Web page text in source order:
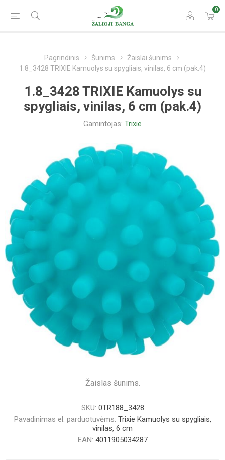
0
Pagrindinis Šunims
Žaislai šunims
1.8_3428 TRIXIE Kamuolys su spygliais, vinilas, 6 cm (pak.4)
1.8_3428 TRIXIE Kamuolys su
spygliais, vinilas, 6 cm (pak.4)
Gamintojas: Trixie
Žaislas šunims.
SKU: 0TR188_3428
Pavadinimas el. parduotuvėms: Trixie Kamuolys su spygliais,
vinilas, 6 cm
EAN: 4011905034287